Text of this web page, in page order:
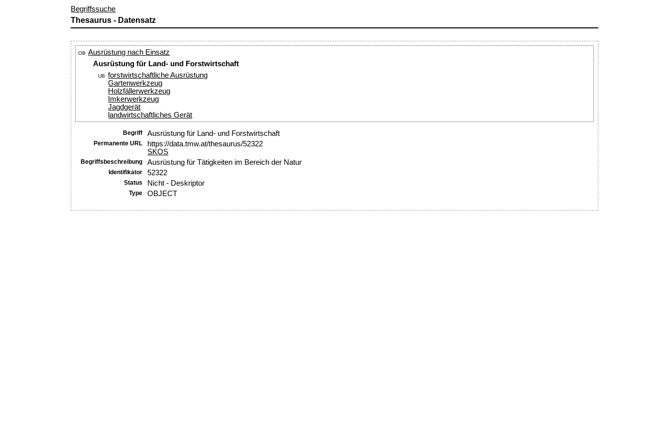
Begriffssuche
Thesaurus - Datensatz
OB Ausrüstung nach Einsatz
Ausrüstung für Land- und Forstwirtschaft
UB
forstwirtschaftliche Ausrüstung
Gartenwerkzeug
Holzfällerwerkzeug
Imkerwerkzeug
Jagdgerät
landwirtschaftliches Gerät
Begriff Ausrüstung für Land- und Forstwirtschaft
Permanente URL
https://data.tmw.at/thesaurus/52322
SKOS
Begriffsbeschreibung Ausrüstung für Tätigkeiten im Bereich der Natur
Identifikator 52322
Status Nicht - Deskriptor
Type OBJECT